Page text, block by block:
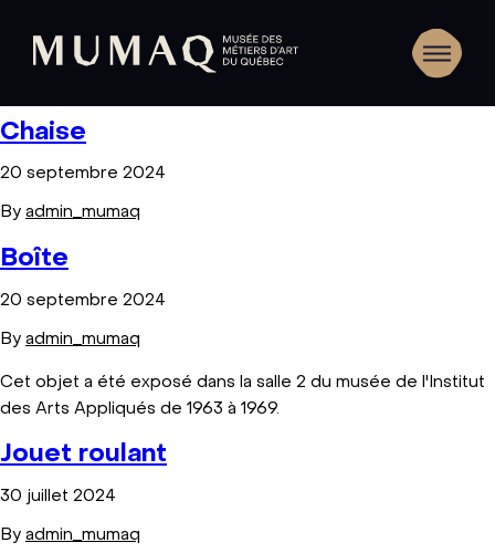
Chaise
20 septembre 2024
By admin_mumaq
Boîte
20 septembre 2024
By admin_mumaq
Cet objet a été exposé dans la salle 2 du musée de l'Institut
des Arts Appliqués de 1963 à 1969.
Jouet roulant
30 juillet 2024
By admin_mumaq